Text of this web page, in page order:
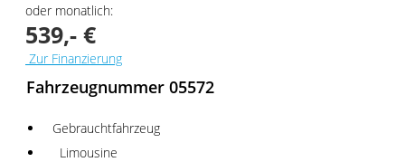
oder monatlich:
539,- €
Zur Finanzierung
Fahrzeugnummer 05572
Gebrauchtfahrzeug
Limousine